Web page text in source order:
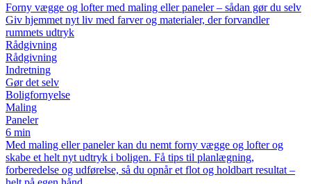
Forny vægge og lofter med maling eller paneler – sådan gør du selv
Giv hjemmet nyt liv med farver og materialer, der forvandler
rummets udtryk
Rådgivning
Rådgivning
Indretning
Gør det selv
Boligfornyelse
Maling
Paneler
6 min
Med maling eller paneler kan du nemt forny vægge og lofter og
skabe et helt nyt udtryk i boligen. Få tips til planlægning,
forberedelse og udførelse, så du opnår et flot og holdbart resultat –